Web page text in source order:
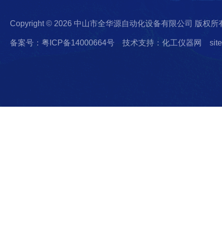
Copyright © 2026 中山市全华源自动化设备有限公司 版权所
备案号：粤ICP备14000664号 技术支持：化工仪器网